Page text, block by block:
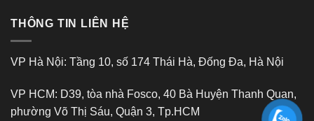
THÔNG TIN LIÊN HỆ
VP Hà Nội: Tầng 10, số 174 Thái Hà, Đống Đa, Hà Nội
VP HCM: D39, tòa nhà Fosco, 40 Bà Huyện Thanh Quan,
phường Võ Thị Sáu, Quận 3, Tp.HCM